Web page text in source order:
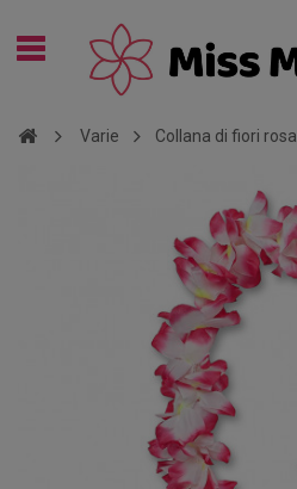
Varie Collana di fiori rosa